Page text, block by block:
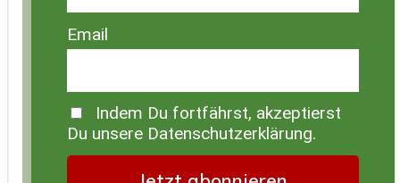
Email
Indem Du fortfährst, akzeptierst
Du unsere Datenschutzerklärung.